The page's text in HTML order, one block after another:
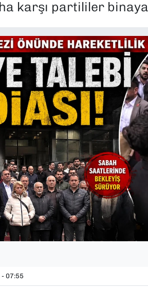
karşı partililer binaya
07:55